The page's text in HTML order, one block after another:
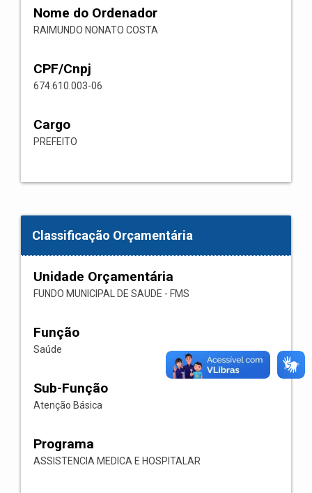
Nome do Ordenador
RAIMUNDO NONATO COSTA
CPF/Cnpj
674.610.003-06
Cargo
PREFEITO
Classificação Orçamentária
Unidade Orçamentária
FUNDO MUNICIPAL DE SAUDE - FMS
Função
Saúde
Sub-Função
Atenção Básica
Programa
ASSISTENCIA MEDICA E HOSPITALAR